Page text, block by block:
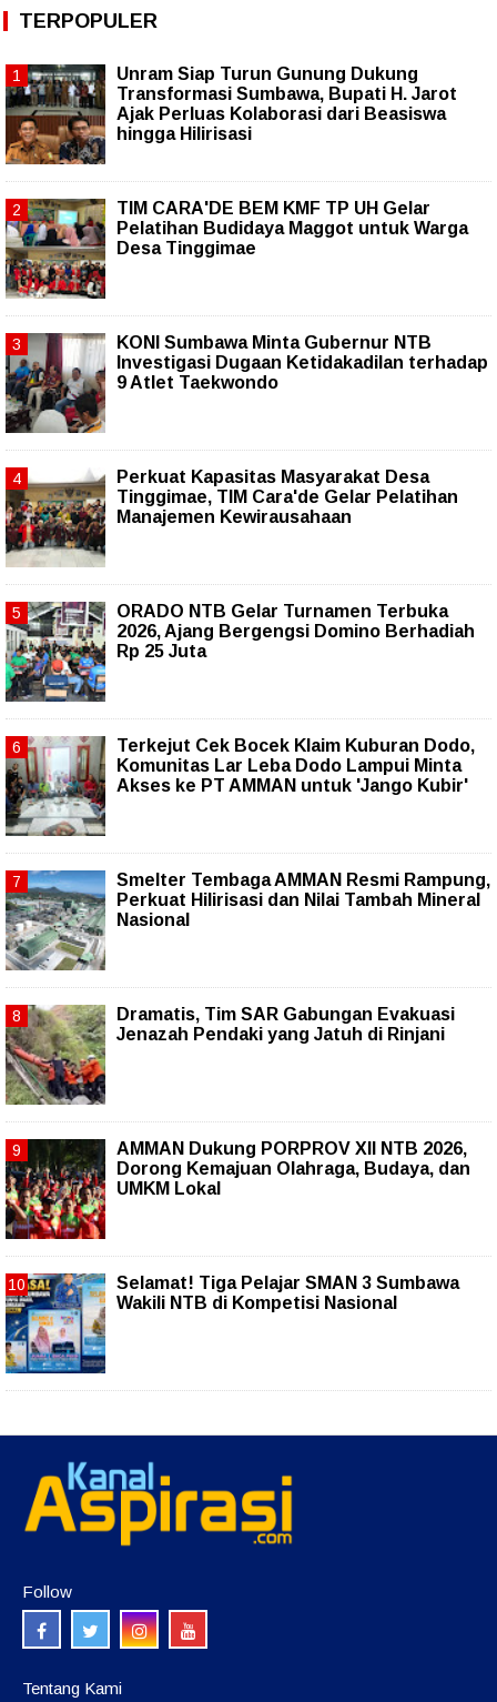
TERPOPULER
Unram Siap Turun Gunung Dukung
Transformasi Sumbawa, Bupati H. Jarot
Ajak Perluas Kolaborasi dari Beasiswa
hingga Hilirisasi
TIM CARA'DE BEM KMF TP UH Gelar
Pelatihan Budidaya Maggot untuk Warga
Desa Tinggimae
KONI Sumbawa Minta Gubernur NTB
Investigasi Dugaan Ketidakadilan terhadap
9 Atlet Taekwondo
Perkuat Kapasitas Masyarakat Desa
Tinggimae, TIM Cara'de Gelar Pelatihan
Manajemen Kewirausahaan
ORADO NTB Gelar Turnamen Terbuka
2026, Ajang Bergengsi Domino Berhadiah
Rp 25 Juta
Terkejut Cek Bocek Klaim Kuburan Dodo,
Komunitas Lar Leba Dodo Lampui Minta
Akses ke PT AMMAN untuk 'Jango Kubir'
Smelter Tembaga AMMAN Resmi Rampung,
Perkuat Hilirisasi dan Nilai Tambah Mineral
Nasional
Dramatis, Tim SAR Gabungan Evakuasi
Jenazah Pendaki yang Jatuh di Rinjani
AMMAN Dukung PORPROV XII NTB 2026,
Dorong Kemajuan Olahraga, Budaya, dan
UMKM Lokal
Selamat! Tiga Pelajar SMAN 3 Sumbawa
Wakili NTB di Kompetisi Nasional
Follow
Tentang Kami